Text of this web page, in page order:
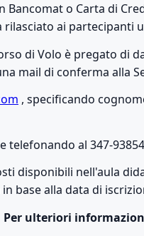
o Carta di
ai partecipanti
di Volo è pregato di
mail di conferma alla
, specificando
al 347-
disponibili nell'aula
base alla data di
Per ulteriori